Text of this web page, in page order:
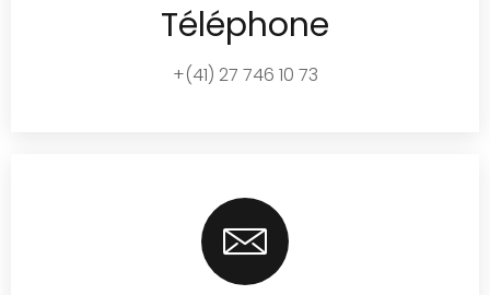
Téléphone
+(41) 27 746 10 73